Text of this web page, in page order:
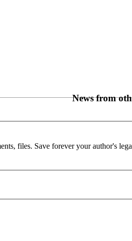
News from
files. Save forever your author's